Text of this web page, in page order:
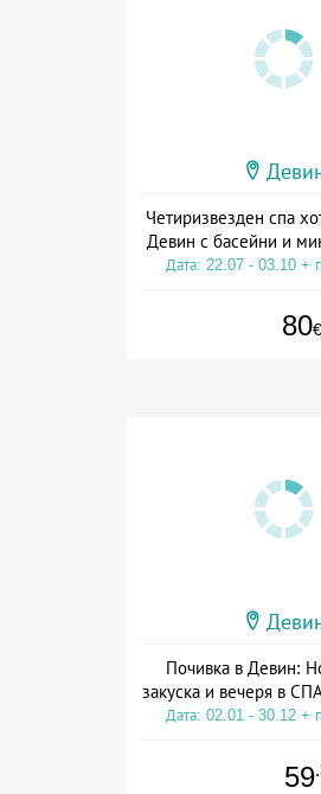
Четиризвезден спа
Девин с басейни и
Дата: 22.07 - 03.10 +
80€
Почивка в Девин:
закуска и вечеря в
Дата: 02.01 - 30.12 +
59